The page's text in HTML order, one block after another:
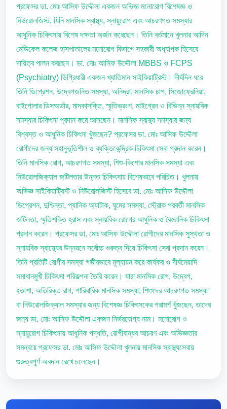
প্রফেসর ডা. মোঃ আসিফ উদ্দৌলা একজন অভিজ্ঞ মনোরোগ বিশেষজ্ঞ ও
নিউরোলজিস্ট, যিনি মানসিক স্বাস্থ্য, স্নায়ুরোগ এবং আচরণগত সমস্যার
আধুনিক চিকিৎসায় বিশেষ দক্ষতা অর্জন করেছেন। তিনি বর্তমানে খুলনার আদিন
মেডিকেল কলেজ হাসপাতালের মনোরোগ বিভাগে সহকারী অধ্যাপক হিসেবে
দায়িত্ব পালন করছেন। ডা. মোঃ আসিফ উদ্দৌলা MBBS ও FCPS
(Psychiatry) ডিগ্রিধারী একজন খ্যাতিমান সাইকিয়াট্রিস্ট। দীর্ঘদিন ধরে
তিনি ডিপ্রেশন, উদ্বেগজনিত সমস্যা, অনিদ্রা, মানসিক চাপ, সিজোফ্রেনিয়া,
বাইপোলার ডিসঅর্ডার, মাদকাসক্তি, স্মৃতিভ্রংশ, মাইগ্রেন ও বিভিন্ন স্নায়বিক
সমস্যার চিকিৎসা প্রদান করে আসছেন। মানসিক স্বাস্থ্য সমস্যার জন্য
বিশ্বস্ত ও আধুনিক চিকিৎসা খুঁজছেন? প্রফেসর ডা. মোঃ আসিফ উদ্দৌলা
রোগীদের জন্য সহানুভূতিশীল ও ব্যক্তিকেন্দ্রিক চিকিৎসা সেবা প্রদান করেন।
তিনি মানসিক রোগ, আচরণগত সমস্যা, শিশু-কিশোর মানসিক সমস্যা এবং
নিউরোলজিক্যাল জটিলতার উন্নত চিকিৎসায় বিশেষভাবে পরিচিত। খুলনায়
অভিজ্ঞ সাইকিয়াট্রিস্ট ও নিউরোলজিস্ট হিসেবে ডা. মোঃ আসিফ উদ্দৌলা
ডিপ্রেশন, দুশ্চিন্তা, প্যানিক অ্যাটাক, ঘুমের সমস্যা, স্ট্রোক পরবর্তী মানসিক
জটিলতা, স্মৃতিশক্তি হ্রাস এবং স্নায়বিক রোগের আধুনিক ও বৈজ্ঞানিক চিকিৎসা
প্রদান করেন। প্রফেসর ডা. মোঃ আসিফ উদ্দৌলা রোগীদের মানসিক সুস্থতা ও
স্নায়বিক স্বাস্থ্যের উন্নয়নে সর্বোচ্চ গুরুত্ব দিয়ে চিকিৎসা সেবা প্রদান করেন।
তিনি প্রতিটি রোগীর সমস্যা গভীরভাবে মূল্যায়ন করে কার্যকর ও দীর্ঘমেয়াদি
সমাধানমুখী চিকিৎসা পরিকল্পনা তৈরি করেন। যারা মানসিক রোগ, উদ্বেগ,
হতাশা, অতিরিক্ত রাগ, পারিবারিক মানসিক সমস্যা, শিশুদের আচরণগত সমস্যা
বা নিউরোলজিক্যাল সমস্যার জন্য বিশেষজ্ঞ চিকিৎসকের পরামর্শ খুঁজছেন, তাদের
জন্য ডা. মোঃ আসিফ উদ্দৌলা একজন নির্ভরযোগ্য নাম। মনোরোগ ও
স্নায়ুরোগ চিকিৎসায় আধুনিক পদ্ধতি, রোগীবান্ধব আচরণ এবং অভিজ্ঞতার
সমন্বয়ে প্রফেসর ডা. মোঃ আসিফ উদ্দৌলা খুলনায় মানসিক স্বাস্থ্যসেবায়
গুরুত্বপূর্ণ অবদান রেখে চলেছেন।